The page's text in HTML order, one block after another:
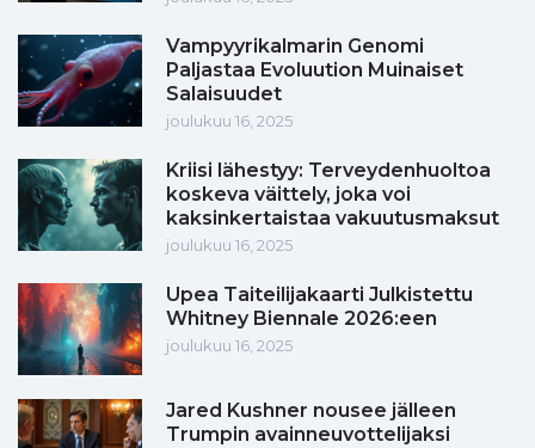
Vampyyrikalmarin Genomi
Paljastaa Evoluution Muinaiset
Salaisuudet
joulukuu 16, 2025
Kriisi lähestyy: Terveydenhuoltoa
koskeva väittely, joka voi
kaksinkertaistaa vakuutusmaksut
joulukuu 16, 2025
Upea Taiteilijakaarti Julkistettu
Whitney Biennale 2026:een
joulukuu 16, 2025
Jared Kushner nousee jälleen
Trumpin avainneuvottelijaksi